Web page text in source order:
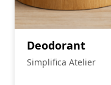
Deodorant
Simplifica Atelier